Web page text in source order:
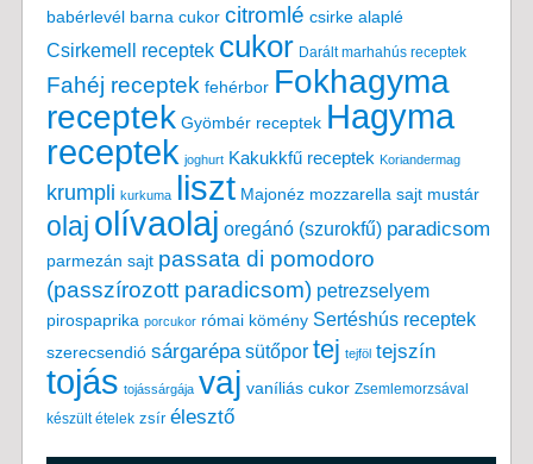
babérlevél barna cukor citromlé csirke alaplé
Csirkemell receptek cukor Darált marhahús receptek
Fahéj receptek fehérbor Fokhagyma
receptek Gyömbér receptek Hagyma
receptek joghurt Kakukkfű receptek Koriandermag
krumpli kurkuma liszt Majonéz mozzarella sajt mustár
olaj olívaolaj oregánó (szurokfű) paradicsom
parmezán sajt passata di pomodoro
(passzírozott paradicsom) petrezselyem
pirospaprika porcukor római kömény Sertéshús receptek
szerecsendió sárgarépa sütőpor tej tejföl tejszín
tojás tojássárgája vaj vaníliás cukor Zsemlemorzsával
készült ételek zsír élesztő